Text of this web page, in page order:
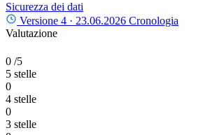
Sicurezza dei dati
Versione 4 · 23.06.2026 Cronologia
Valutazione
0 /5
5 stelle
0
4 stelle
0
3 stelle